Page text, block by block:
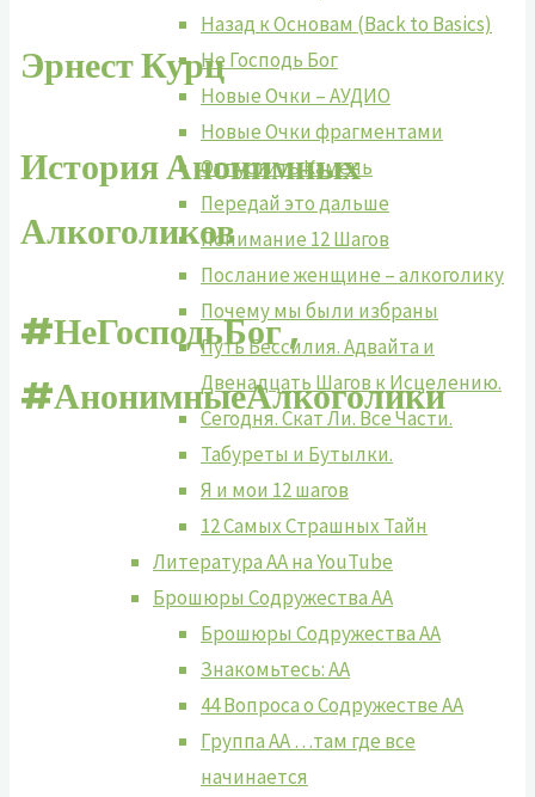
Назад к Основам (Back to Basics)
Не Господь Бог
Новые Очки – АУДИО
Новые Очки фрагментами
Отпустить Камень
Передай это дальше
Понимание 12 Шагов
Послание женщине – алкоголику
Почему мы были избраны
Путь Бессилия. Адвайта и
Двенадцать Шагов к Исцелению.
Сегодня. Скат Ли. Все Части.
Табуреты и Бутылки.
Я и мои 12 шагов
12 Самых Страшных Тайн
Литература АА на YouTube
Брошюры Содружества АА
Брошюры Содружества АА
Знакомьтесь: АА
44 Вопроса о Содружестве АА
Группа АА …там где все
начинается
Эрнест Курц
ИсторияАнонимных
Алкоголиков
#НеГосподьБог ,
#АнонимныеАлкоголики